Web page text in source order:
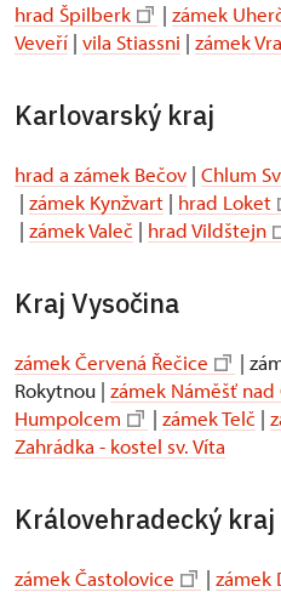
hrad Špilberk | zámek
Veveří | vila Stiassni | zámek
Karlovarský kraj
hrad a zámek Bečov | Chlum
| zámek Kynžvart | hrad Loket
| zámek Valeč | hrad Vildštejn
Kraj Vysočina
zámek Červená Řečice
|
Rokytnou | zámek Náměšť nad
Humpolcem
| zámek Telč |
Zahrádka - kostel sv. Víta
Královehradecký kraj
zámek Častolovice | zámek